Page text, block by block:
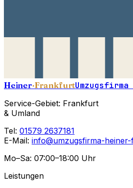
Heiner·Frankfurt
Service-Gebiet: Frankfurt
& Umland
Tel: 01579 2637181
E-Mail: info@umzugsfirma-
Mo–Sa: 07:00–18:00 Uhr
Leistungen